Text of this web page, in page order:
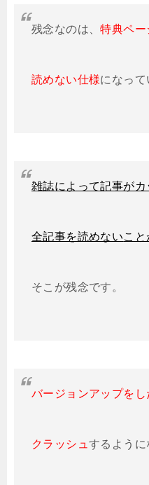
残念なのは、特典ペー
読めない仕様になっ
雑誌によって記事がカ
全記事を読めないこ
そこが残念です。
バージョンアップをし
クラッシュ するように